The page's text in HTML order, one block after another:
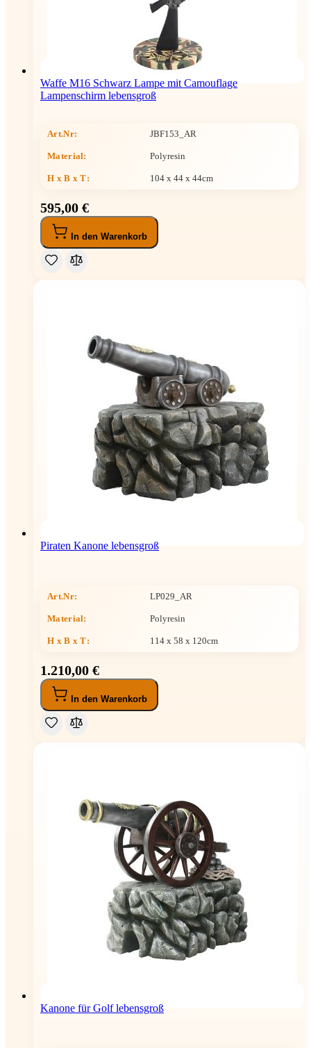
Waffe M16 Schwarz Lampe mit Camouflage
Lampenschirm lebensgroß
Art.Nr: JBF153_AR
Material: Polyresin
H x B x T: 104 x 44 x 44cm
595,00 €
In den Warenkorb
Piraten Kanone lebensgroß
Art.Nr: LP029_AR
Material: Polyresin
H x B x T: 114 x 58 x 120cm
1.210,00 €
In den Warenkorb
Kanone für Golf lebensgroß